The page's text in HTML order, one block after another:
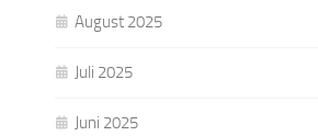
August 2025
Juli 2025
Juni 2025